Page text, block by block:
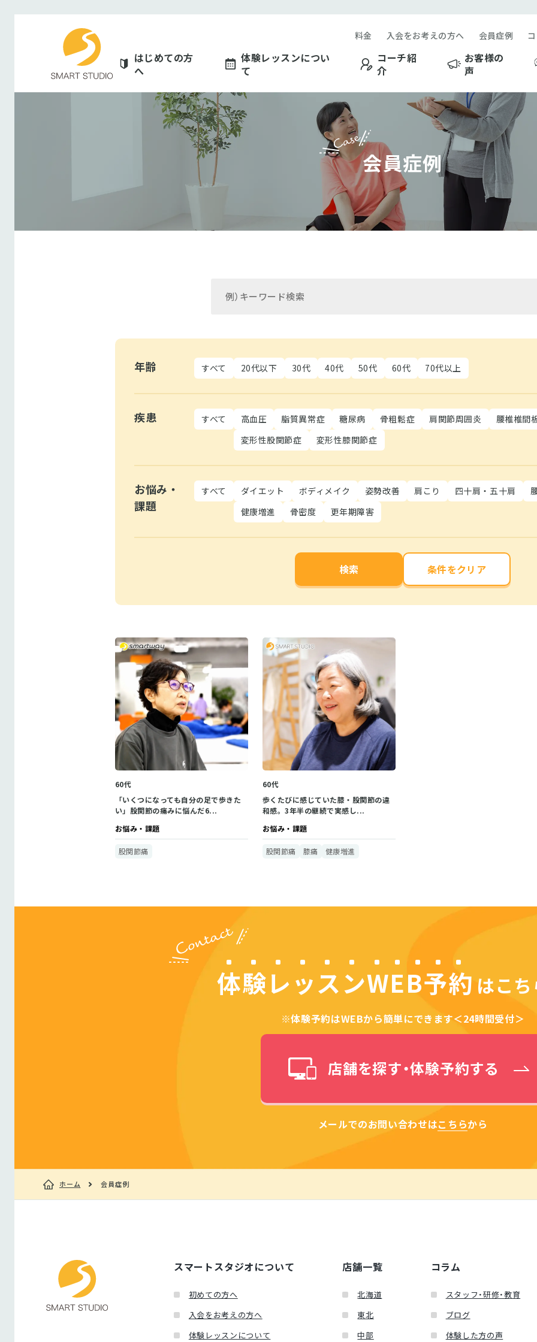
はじめての方
へ
体験レッスンについ
て
コーチ紹
介
お客様の
声
料金 入会をお考えの方へ 会員症例
Case
会員症例
年齢 すべて 20代以下 30代 40代 50代 60代 70代以上
疾患 すべて 高血圧 脂質異常症 糖尿病 骨粗鬆症 肩関節周囲炎
腰椎椎間
変形性股関節症
変形性膝関節症
お悩み・
課題
すべて ダイエット ボディメイク 姿勢改善 肩こり 四十肩・五十肩
健康増進
骨密度 更年期障害
検索
60代
「いくつになっても自分の足で歩きた
い」股関節の痛みに悩んだ6...
お悩み・課題
股関節痛
60代
歩くたびに感じていた膝・股関節の違
和感。3年半の継続で実感し...
お悩み・課題
股関節痛 膝痛 健康増進
体験レッスンWEB予約 はこ
※体験予約はWEBから簡単にできます＜24時間受付＞
店舗を探す・体験予約する
メールでのお問い合わせはこちらから
ホーム 会員症例
スマートスタジオについて
初めての方へ
入会をお考えの方へ
体験レッスンについて
店舗一覧
北海道
東北
中部
コラム
スタッフ・研修・教育
ブログ
体験した方の声